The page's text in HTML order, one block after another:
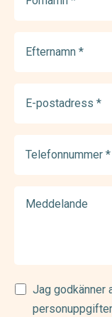
(Required)
(Required)
postadress
(Required)
Samtycke
(Required)
Jag godkänner